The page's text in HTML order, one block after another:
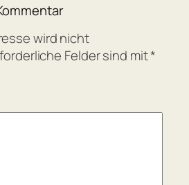
wird nicht
Felder sind mit*